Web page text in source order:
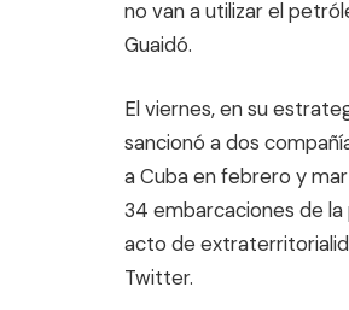
no van a utilizar el
Guaidó.
El viernes, en su
sancionó a dos
a Cuba en febrero y
34 embarcaciones de
acto de
Twitter.